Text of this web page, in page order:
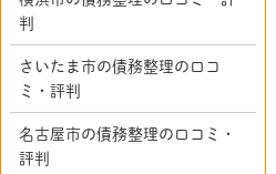
判
さいたま市の債務整理の口コ
ミ・評判
名古屋市の債務整理の口コミ・
評判